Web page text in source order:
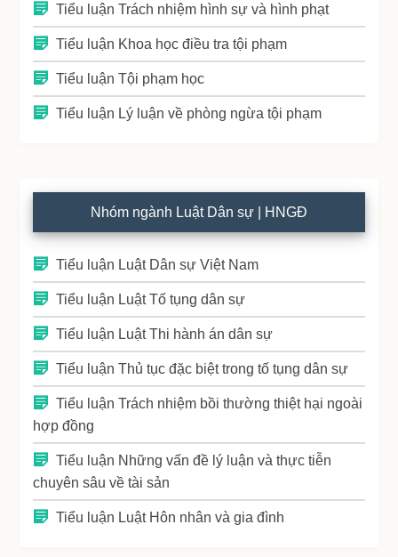
Tiểu luận Trách nhiệm hình sự và hình phạt
Tiểu luận Khoa học điều tra tội phạm
Tiểu luận Tội phạm học
Tiểu luận Lý luận về phòng ngừa tội phạm
Nhóm ngành Luật Dân sự | HNGĐ
Tiểu luận Luật Dân sự Việt Nam
Tiểu luận Luật Tố tụng dân sự
Tiểu luận Luật Thi hành án dân sự
Tiểu luận Thủ tục đặc biệt trong tố tụng dân sự
Tiểu luận Trách nhiệm bồi thường thiệt hại ngoài
hợp đồng
Tiểu luận Những vấn đề lý luận và thực tiễn
chuyên sâu về tài sản
Tiểu luận Luật Hôn nhân và gia đình